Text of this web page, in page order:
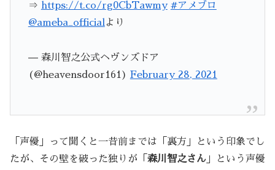
⇒ https://t.co/rg0CbTawmy #アメブロ
@ameba_official より
— 森川智之公式ヘヴンズドア
(@heavensdoor161)
February 28, 2021
「声優」って聞くと一昔前までは「裏方」という印象でし
たが、その壁を破った独りが「 森川智之さん 」という声優